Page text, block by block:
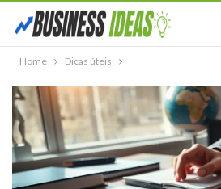
Home Dicas úteis